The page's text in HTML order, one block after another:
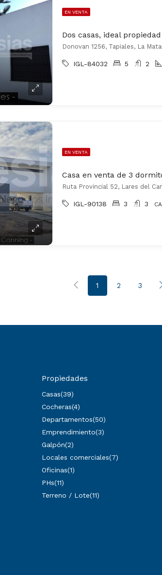
EN VENTA
Dos casas, ideal
Donovan 1256, Tapiales, La
IGL-84032 5 2
EN VENTA
Ruta Provincial 52, Lares del
IGL-90138 3 3
1 2 3
Propiedades
Casas(39)
Cocheras(4)
Departamentos(50)
Emprendimiento(3)
Galpón(2)
Locales comerciales(7)
Oficinas(1)
PHs(11)
Terreno / Lote(11)